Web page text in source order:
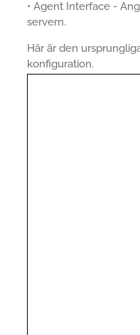
• Agent Interface -
servern.
Här är den
konfiguration.